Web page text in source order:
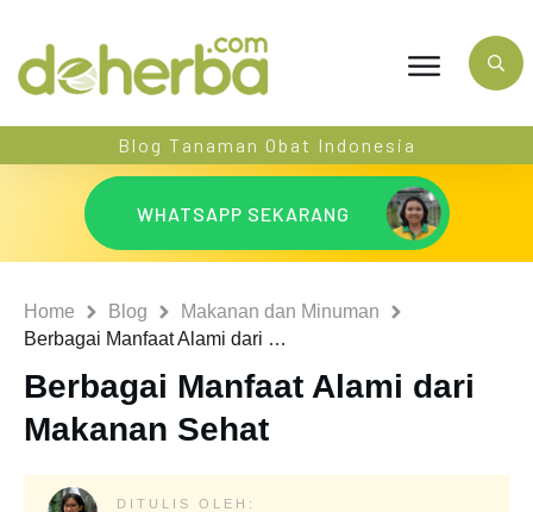
Blog Tanaman Obat Indonesia
WHATSAPP SEKARANG
Home Blog
Makanan dan Minuman
Berbagai Manfaat Alami dari Makanan Sehat
Berbagai Manfaat Alami dari
Makanan Sehat
DITULIS OLEH: